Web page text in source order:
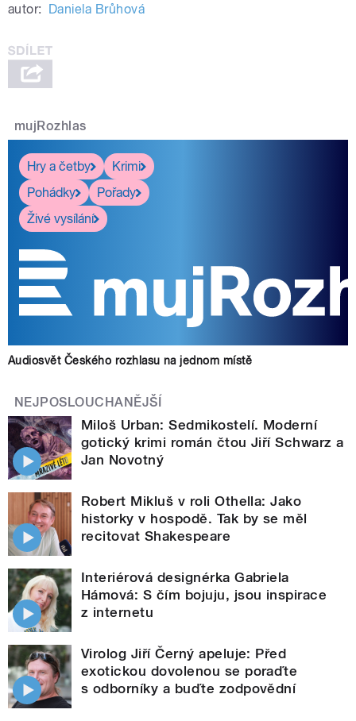
autor: Daniela Brůhová
mujRozhlas
Hry a četby
Krimi
Pohádky
Pořady
Živé vysílání
Audiosvět Českého rozhlasu na jednom místě
NEJPOSLOUCHANĚJŠÍ
Miloš Urban: Sedmikostelí. Moderní
gotický krimi román čtou Jiří Schwarz a
Jan Novotný
Robert Mikluš v roli Othella: Jako
historky v hospodě. Tak by se měl
recitovat Shakespeare
Interiérová designérka Gabriela
Hámová: S čím bojuju, jsou inspirace
z internetu
Virolog Jiří Černý apeluje: Před
exotickou dovolenou se poraďte
s odborníky a buďte zodpovědní